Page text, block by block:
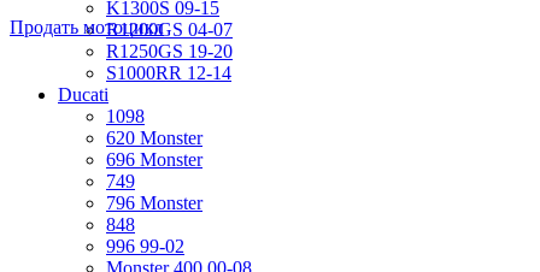
K1300S 09-15
R1200GS 04-07
R1250GS 19-20
S1000RR 12-14
Ducati
1098
620 Monster
696 Monster
749
796 Monster
848
996 99-02
Monster 400 00-08
Продать мотоцикл